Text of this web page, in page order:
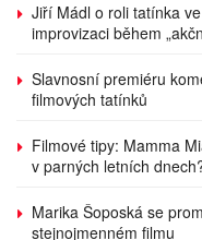
Jiří Mádl o roli tatínka
improvizaci během
Slavnosní premiéru
filmových tatínků
Filmové tipy: Mamma
v parných letních
Marika Šoposká se
stejnojmenném filmu